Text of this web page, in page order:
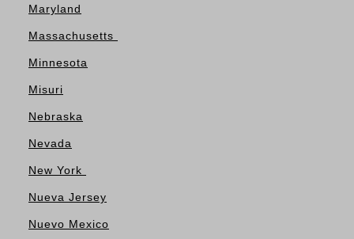
Maryland
Massachusetts
Minnesota
Misuri
Nebraska
Nevada
New York
Nueva Jersey
Nuevo Mexico